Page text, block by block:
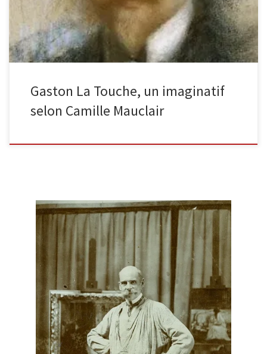
Gaston La Touche, un imaginatif
selon Camille Mauclair